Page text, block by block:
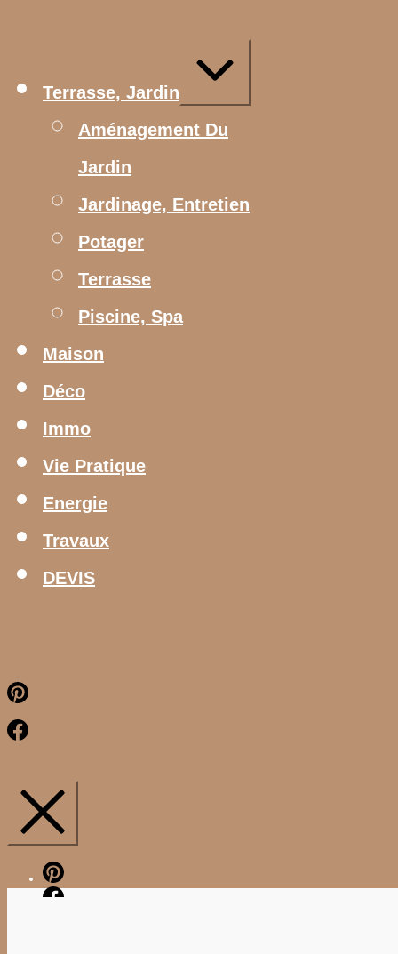
Terrasse, Jardin
Aménagement Du
Jardin
Jardinage, Entretien
Potager
Terrasse
Piscine, Spa
Maison
Déco
Immo
Vie Pratique
Energie
Travaux
DEVIS
Pinterest
Facebook
Pinterest
Facebook